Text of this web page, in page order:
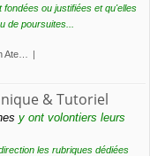
ou justifiées et qu'elles
de poursuites...
Ate…
& Tutoriel
y ont volontiers leurs
les rubriques dédiées